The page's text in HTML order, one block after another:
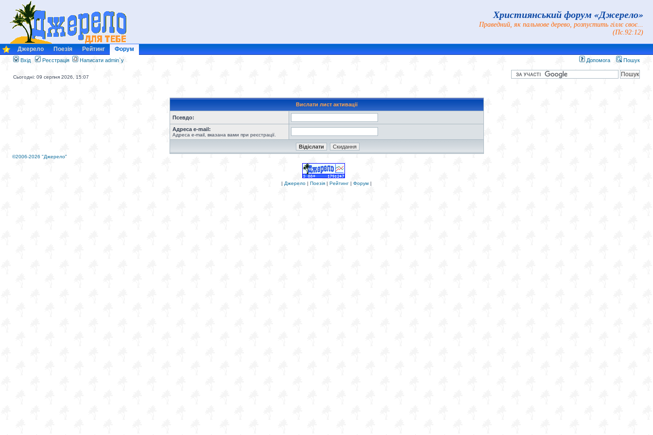
Християнський форум «Джерело»
Праведний, як пальмове дерево, розпустить гіллє своє...
(Пс.92:12)
Джерело Поезія Рейтинг Форум
Вхід Реєстрація Написати admin`у Допомога Пошук
Сьогодні: 09 серпня 2026, 15:07
Вислати лист активації
Псевдо:
Адреса e-mail:
Адреса e-mail, вказана вами при реєстрації.
©2006-2026 "Джерело"
| Джерело | Поезія | Рейтинг | Форум |